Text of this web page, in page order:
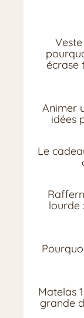
écrase
Animer
idées
Le
lourde
Matelas
grande